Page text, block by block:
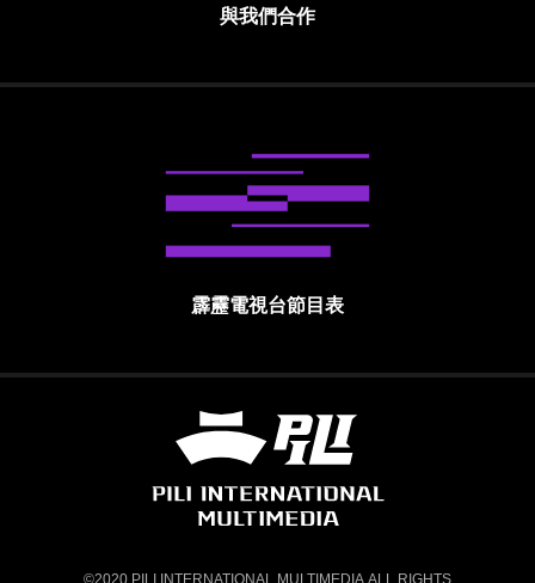
與我們合作
霹靂電視台節目表
霹靂國際多媒體股份有限公司 PILI
©2020 PILI INTERNATIONAL MULTIMEDIA.ALL RIGHTS